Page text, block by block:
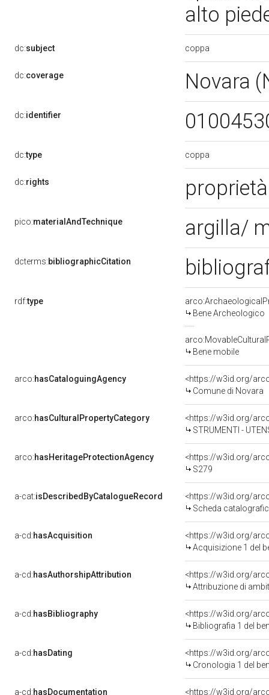
alto
dc:subject coppa
dc:coverage Novara
dc:identifier
dc:type coppa
dc:rights
pico:materialAndTechnique argilla/
dcterms:bibliographicCitation
rdf:type
Bene Archeologico
Bene mobile
arco:hasCataloguingAgency
<https://w3id.org/
Comune di Novara
arco:hasCulturalPropertyCategory
STRUMENTI -
arco:hasHeritageProtectionAgency
<https://w3id.org/
S279
a-cat:isDescribedByCatalogueRecord
<https://w3id.org/
Scheda
a-cd:hasAcquisition
<https://w3id.org/
Acquisizione 1 del
a-cd:hasAuthorshipAttribution
<https://w3id.org/
Attribuzione di
a-cd:hasBibliography
<https://w3id.org/
Bibliografia 1 del
a-cd:hasDating
<https://w3id.org/
Cronologia 1 del
a-cd:hasDocumentation